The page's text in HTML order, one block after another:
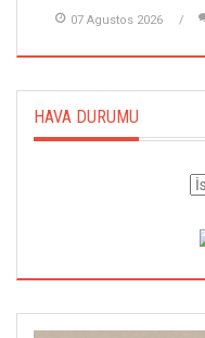
07 Agustos 2026
HAVA DURUMU